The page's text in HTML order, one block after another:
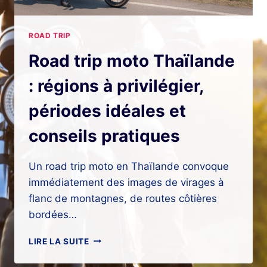
ROAD TRIP
Road trip moto Thaïlande
: régions à privilégier,
périodes idéales et
conseils pratiques
Un road trip moto en Thaïlande convoque
immédiatement des images de virages à
flanc de montagnes, de routes côtières
bordées…
LIRE LA SUITEROAD
MOTO